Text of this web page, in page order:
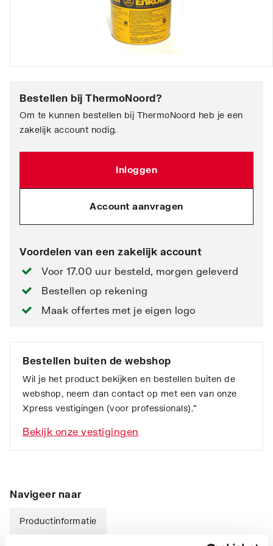
Bestellen bij ThermoNoord?
Om te kunnen bestellen bij ThermoNoord heb je een
zakelijk account nodig.
Inloggen
Account aanvragen
Voordelen van een zakelijk account
Voor 17.00 uur besteld, morgen geleverd
Bestellen op rekening
Maak offertes met je eigen logo
Bestellen buiten de webshop
Wil je het product bekijken en bestellen buiten de
webshop, neem dan contact op met een van onze
Xpress vestigingen (voor professionals).”
Bekijk onze vestigingen
Navigeer naar
Productinformatie